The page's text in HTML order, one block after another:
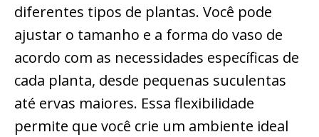
diferentes tipos de plantas. Você pode
ajustar o tamanho e a forma do vaso de
acordo com as necessidades específicas de
cada planta, desde pequenas suculentas
até ervas maiores. Essa flexibilidade
permite que você crie um ambiente ideal